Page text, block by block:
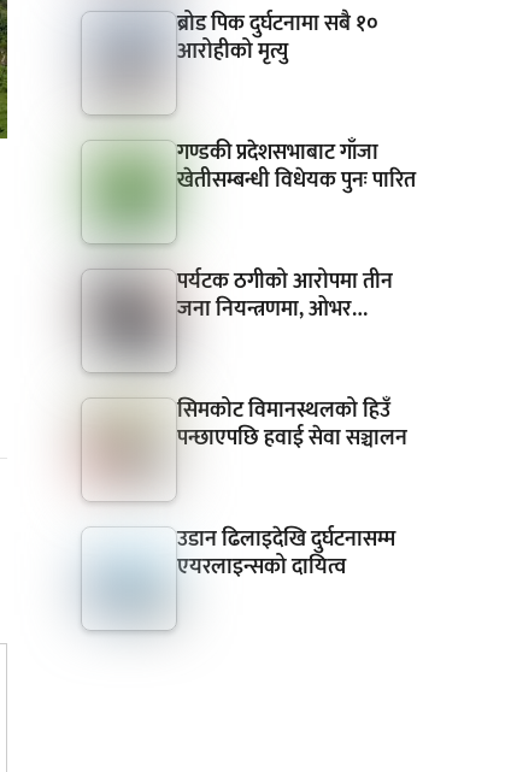
ब्रोड पिक दुर्घटनामा सबै १०
आरोहीको मृत्यु
गण्डकी प्रदेशसभाबाट गाँजा
खेतीसम्बन्धी विधेयक पुनः पारित
पर्यटक ठगीको आरोपमा तीन
जना नियन्त्रणमा, ओभर…
सिमकोट विमानस्थलको हिउँ
पन्छाएपछि हवाई सेवा सञ्चालन
उडान ढिलाइदेखि दुर्घटनासम्म
एयरलाइन्सको दायित्व